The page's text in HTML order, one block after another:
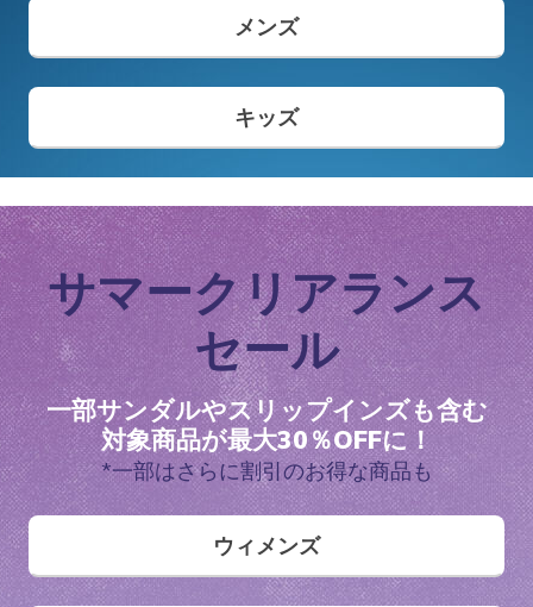
メンズ
キッズ
サマークリアランス
セール
一部サンダルやスリップインズも含む
対象商品が最大30％OFFに！
*一部はさらに割引のお得な商品も
ウィメンズ